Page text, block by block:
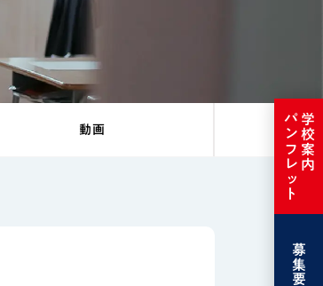
学校案内
パンフレット
募集要項
動画